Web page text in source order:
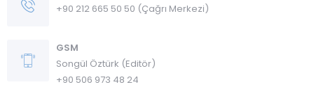
+90 212 665 50 50 (Çağrı Merkezi)
GSM
Songül Öztürk (Editör)
+90 506 973 48 24